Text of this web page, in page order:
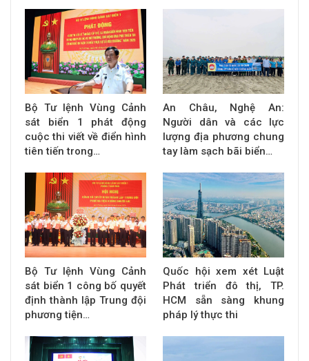
Bộ Tư lệnh Vùng Cảnh
sát biển 1 phát động
cuộc thi viết về điển hình
tiên tiến trong…
An Châu, Nghệ An:
Người dân và các lực
lượng địa phương chung
tay làm sạch bãi biển…
Bộ Tư lệnh Vùng Cảnh
sát biển 1 công bố quyết
định thành lập Trung đội
phương tiện…
Quốc hội xem xét Luật
Phát triển đô thị, TP.
HCM sẵn sàng khung
pháp lý thực thi